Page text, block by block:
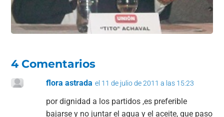
4 Comentarios
flora astrada el 11 de julio de 2011 a las 15:23
por dignidad a los partidos ,es preferible
bajarse y no juntar el agua y el aceite, que paso